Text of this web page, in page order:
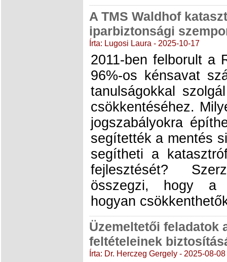
A TMS Waldhof
iparbiztonsági
Írta: Lugosi Laura - 2025-10-17
2011-ben felborult a
96%-os kénsavat
tanulságokkal
csökkentéséhez.
jogszabályokra
segítették a mentés
segítheti a
fejlesztését?
összegzi, hogy a
hogyan
Üzemeltetői feladatok
feltételeinek
Írta: Dr. Herczeg Gergely - 2025-08-08